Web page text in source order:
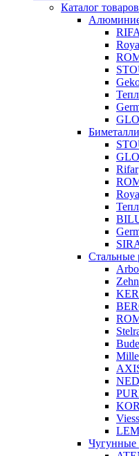
Каталог товаров
Rifar
Стальные
Чугунные